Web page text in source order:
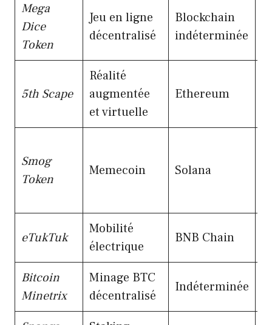
Mega
Dice
Token
Jeu en ligne
décentralisé
Blockchain
indéterminée
5th Scape
Réalité
augmentée
et virtuelle
Ethereum
Smog
Token
Memecoin Solana
eTukTuk
Mobilité
électrique
BNB Chain
Bitcoin
Minetrix
Minage BTC
décentralisé
Indéterminée